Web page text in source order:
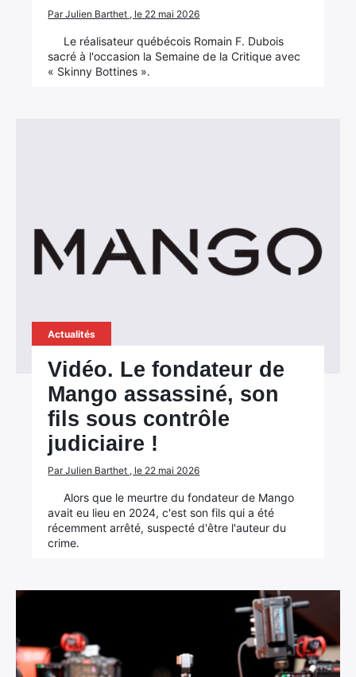
Par Julien Barthet , le 22 mai 2026
Le réalisateur québécois Romain F. Dubois
sacré à l'occasion la Semaine de la Critique avec
« Skinny Bottines ».
Actualités
Vidéo. Le fondateur de
Mango assassiné, son
fils sous contrôle
judiciaire !
Par Julien Barthet , le 22 mai 2026
Alors que le meurtre du fondateur de Mango
avait eu lieu en 2024, c'est son fils qui a été
récemment arrêté, suspecté d'être l'auteur du
crime.